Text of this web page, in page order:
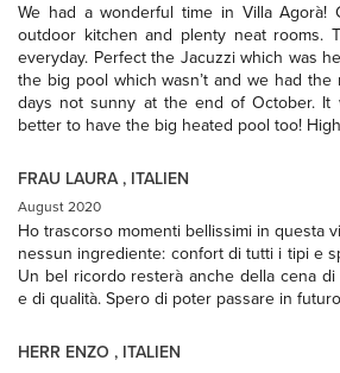
We had a wonderful time in Villa Agorà!
outdoor kitchen and plenty neat rooms.
everyday. Perfect the Jacuzzi which was
the big pool which wasn’t and we had
days not sunny at the end of October. It
better to have the big heated pool too!
FRAU LAURA, ITALIEN
August 2020
Ho trascorso momenti bellissimi in questa
nessun ingrediente: confort di tutti i tipi e
Un bel ricordo resterà anche della cena di
e di qualità. Spero di poter passare in
HERR ENZO , ITALIEN